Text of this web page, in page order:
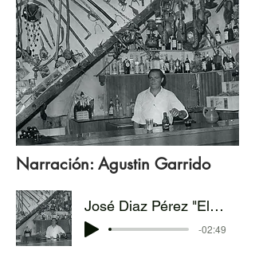
Narración: Agustin Garrido
José Diaz Pérez "El Moro"
-02:49